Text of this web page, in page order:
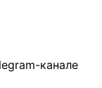
канале